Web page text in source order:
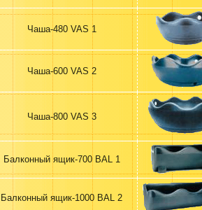
Чаша-480 VAS 1
Чаша-600 VAS 2
Чаша-800 VAS 3
Балконный ящик-700 BAL 1
Балконный ящик-1000 BAL 2